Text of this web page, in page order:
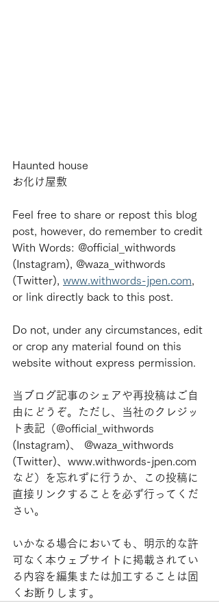
Haunted house
お化け屋敷
Feel free to share or repost this blog
post, however, do remember to credit
With Words: @official_withwords
(Instagram), @waza_withwords
(Twitter), www.withwords-jpen.com
or link directly back to this post.
Do not, under any circumstances, edit
or crop any material found on this
website without express permission.
当ブログ記事のシェアや再投稿はご自
由にどうぞ。ただし、当社のクレジッ
ト表記（@official_withwords
(Instagram)、 @waza_withwords
(Twitter)、www.withwords-jpen.com
など）を忘れずに行うか、この投稿に
直接リンクすることを必ず行ってくだ
さい。
いかなる場合においても、明示的な許
可なく本ウェブサイトに掲載されてい
る内容を編集または加工することは固
くお断りします。